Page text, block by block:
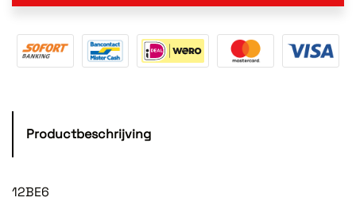
Productbeschrijving
12BE6